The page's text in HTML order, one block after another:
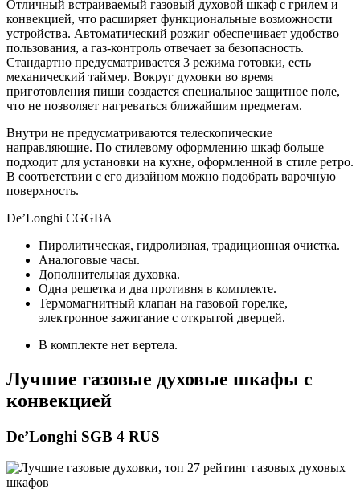
Отличный встраиваемый газовый духовой шкаф с грилем и
конвекцией, что расширяет функциональные возможности
устройства. Автоматический розжиг обеспечивает удобство
пользования, а газ-контроль отвечает за безопасность.
Стандартно предусматривается 3 режима готовки, есть
механический таймер. Вокруг духовки во время
приготовления пищи создается специальное защитное поле,
что не позволяет нагреваться ближайшим предметам.
Внутри не предусматриваются телескопические
направляющие. По стилевому оформлению шкаф больше
подходит для установки на кухне, оформленной в стиле ретро.
В соответствии с его дизайном можно подобрать варочную
поверхность.
De’Longhi CGGBA
Пиролитическая, гидролизная, традиционная очистка.
Аналоговые часы.
Дополнительная духовка.
Одна решетка и два противня в комплекте.
Термомагнитный клапан на газовой горелке,
электронное зажигание с открытой дверцей.
В комплекте нет вертела.
Лучшие газовые духовые шкафы с
конвекцией
De’Longhi SGB 4 RUS